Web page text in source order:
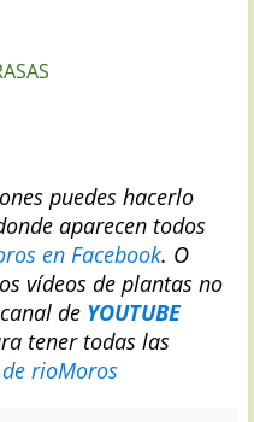
puedes hacerlo
aparecen todos
en Facebook. O
vídeos de plantas no
de YOUTUBE
tener todas las
rioMoros